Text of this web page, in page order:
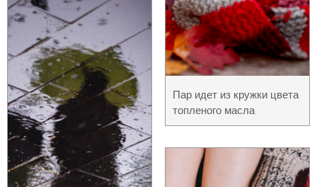
Пар идет из кружки цвета
топленого масла